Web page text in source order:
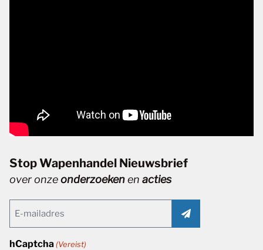
Stop Wapenhandel Nieuwsbrief
over onzeonderzoekenen acties
(Vereist)
hCaptcha (Vereist)